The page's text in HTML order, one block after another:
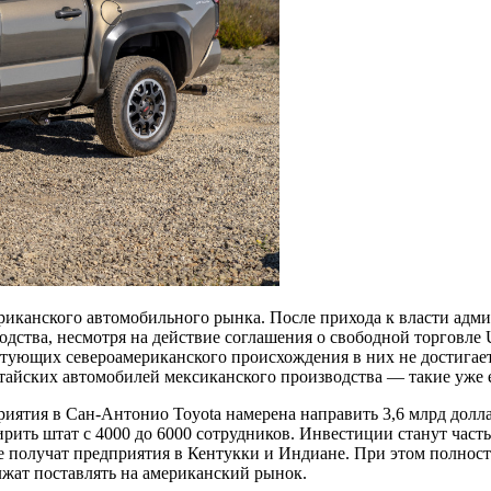
автомобильного рынка. После прихода к власти
несмотря на действие соглашения о свободной
североамериканского происхождения в них не
автомобилей мексиканского производства — такие уже
в Сан-Антонио Toyota намерена направить 3,6 млрд
штат с 4000 до 6000 сотрудников. Инвестиции станут
предприятия в Кентукки и Индиане. При этом
поставлять на американский рынок.